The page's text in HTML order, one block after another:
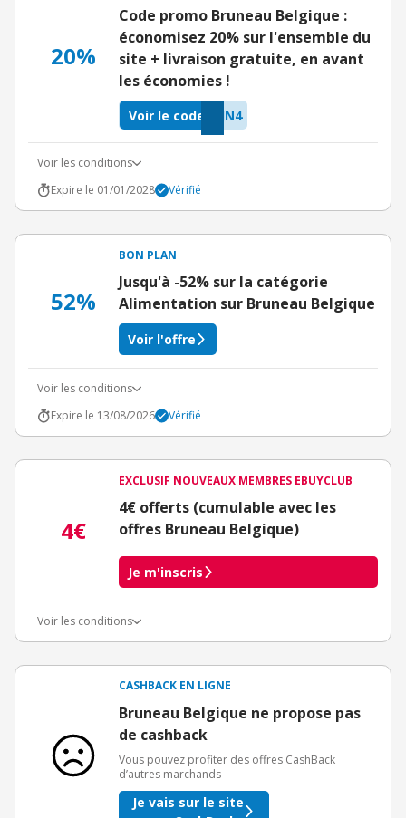
20%
Code promo Bruneau Belgique :
économisez 20% sur l'ensemble du
site + livraison gratuite, en avant
les économies !
JN4
Voir le code
Voir les conditions
Expire le 01/01/2028
Vérifié
52%
BON PLAN
Jusqu'à -52% sur la catégorie
Alimentation sur Bruneau Belgique
Voir l'offre
Voir les conditions
Expire le 13/08/2026
Vérifié
4€
EXCLUSIF NOUVEAUX MEMBRES EBUYCLUB
4€ offerts (cumulable avec les
offres Bruneau Belgique)
Je m'inscris
Voir les conditions
3€ de bienvenue crédités immédiatement + 1€ supplémentaire
Offre réservée à une toute première inscription chez eBuyClub.
CASHBACK EN LIGNE
Bruneau Belgique ne propose pas
de cashback
Vous pouvez profiter des offres CashBack
d’autres marchands
Je vais sur le site